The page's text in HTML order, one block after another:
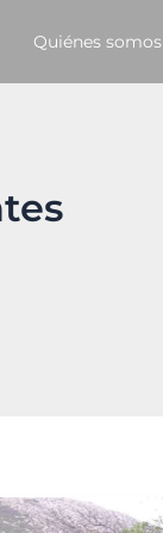
Quiénes somos